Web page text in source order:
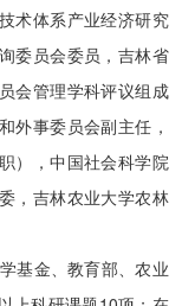
术体系产业经济研究
委员会委员，吉林省
会管理学科评议组成
外事委员会副主任，
），中国社会科学院
，吉林农业大学农林
基金、教育部、农业